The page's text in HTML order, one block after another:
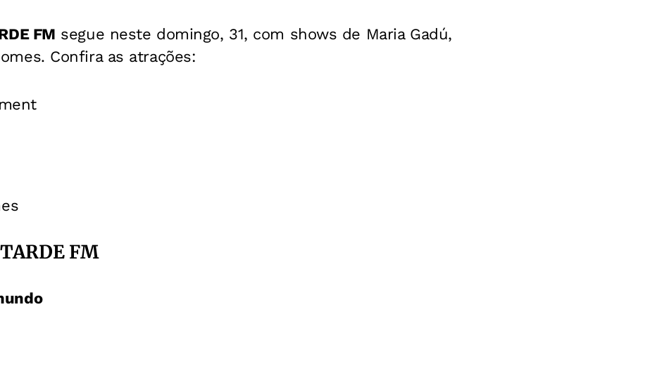
FM segue neste domingo, 31, com shows de Maria Gadú,
Confira as atrações:
FM